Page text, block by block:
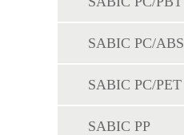
SABIC PC/ABS
SABIC PC/PET
SABIC PP